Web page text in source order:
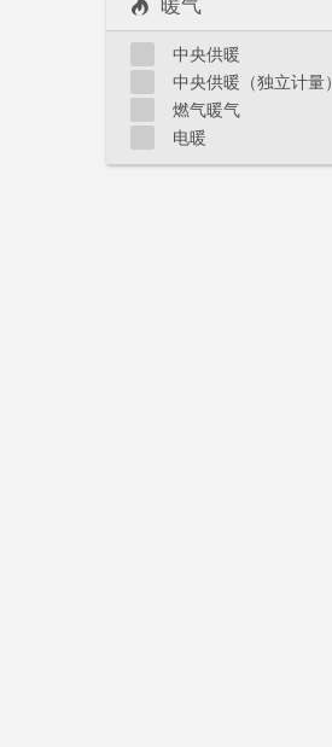
中央供暖
中央供暖（独立计量）
燃气暖气
电暖